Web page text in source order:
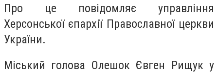
Про це повідомляє управління
Херсонської єпархії Православної церкви
України.
Міський голова Олешок Євген Рищук у